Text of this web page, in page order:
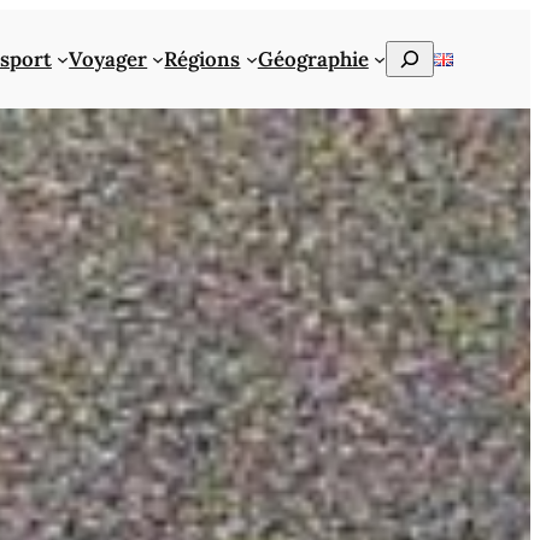
Voyager Régions Géographie Rechercher